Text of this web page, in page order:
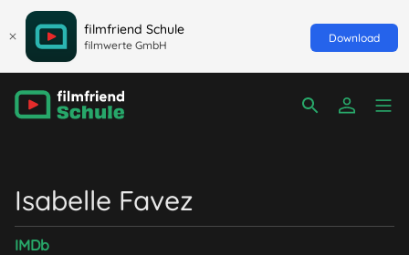
filmfriend Schule
filmwerte GmbH
Download
Isabelle Favez
IMDb